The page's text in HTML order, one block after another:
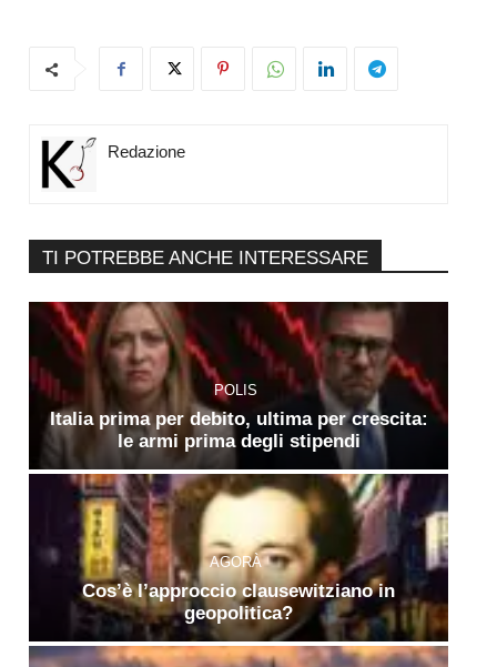
Redazione
TI POTREBBE ANCHE INTERESSARE
POLIS
Italia prima per debito, ultima per crescita:
le armi prima degli stipendi
AGORÀ
Cos’è l’approccio clausewitziano in
geopolitica?